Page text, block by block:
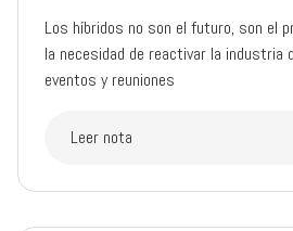
Los híbridos no son el futuro, son el
la necesidad de reactivar la industria
eventos y reuniones
Leer nota